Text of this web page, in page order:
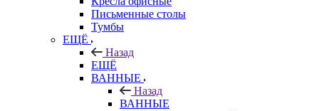
Письменные столы
Тумбы
ЕЩЁ
Назад
ЕЩЁ
ВАННЫЕ
Назад
ВАННЫЕ